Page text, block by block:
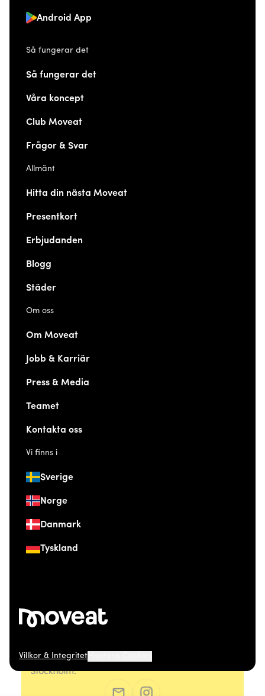
Android App
Så fungerar det
Så fungerar det
Våra koncept
Club Moveat
Frågor & Svar
Allmänt
Hitta din nästa Moveat
Presentkort
Erbjudanden
Blogg
Städer
Om oss
Om Moveat
Jobb & Karriär
Press & Media
Teamet
Kontakta oss
Vi finns i
Sverige
Norge
Danmark
Tyskland
Villkor & Integritet
© 2026 Moveat. Östermalmsgatan 26, 114 26
Stockholm.